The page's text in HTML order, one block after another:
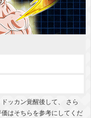
ッカン覚醒後して、 さら
はそちらを参考にしてくだ